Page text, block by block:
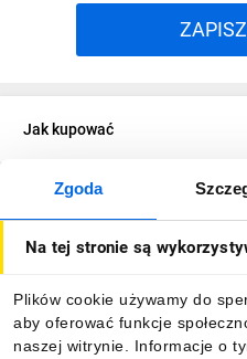
Zgoda
Na tej stronie są
Plików cookie używamy do
aby oferować funkcje
naszej witrynie. Informacje o
Jak kupować
O firmie
Informacje